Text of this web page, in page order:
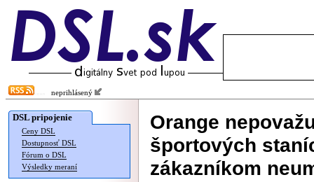
neprihlásený
DSL pripojenie
Ceny DSL
Dostupnosť DSL
Fórum o DSL
Výsledky meraní
Orange
športových
zákazníkom